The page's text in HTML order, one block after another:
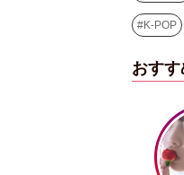
#K-POP
おすす